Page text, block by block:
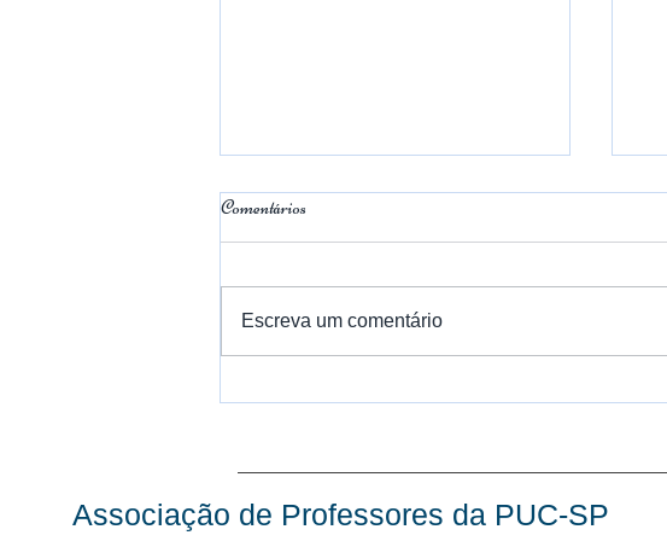
Comentários
Escreva um comentário
Associação de Professores da PUC-SP